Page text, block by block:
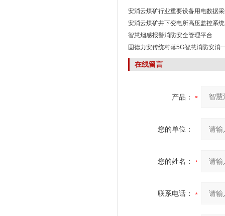
安消云煤矿行业重要设备用电数据
安消云煤矿井下变电所高压监控系统
智慧烟感报警消防安全管理平台
固德力安传统村落5G智慧消防安消
在线留言
产品：
您的单位：
您的姓名：
联系电话：